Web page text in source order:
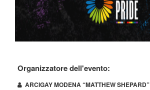
Organizzatore dell'evento:
ARCIGAY MODENA “MATTHEW SHEPARD”